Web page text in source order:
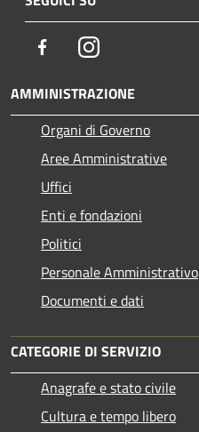
FacebookInstagram
AMMINISTRAZIONE
Organi di Governo
Aree Amministrative
Uffici
Enti e fondazioni
Politici
Personale Amministrativo
Documenti e dati
CATEGORIE DI SERVIZIO
Anagrafe e stato civile
Cultura e tempo libero